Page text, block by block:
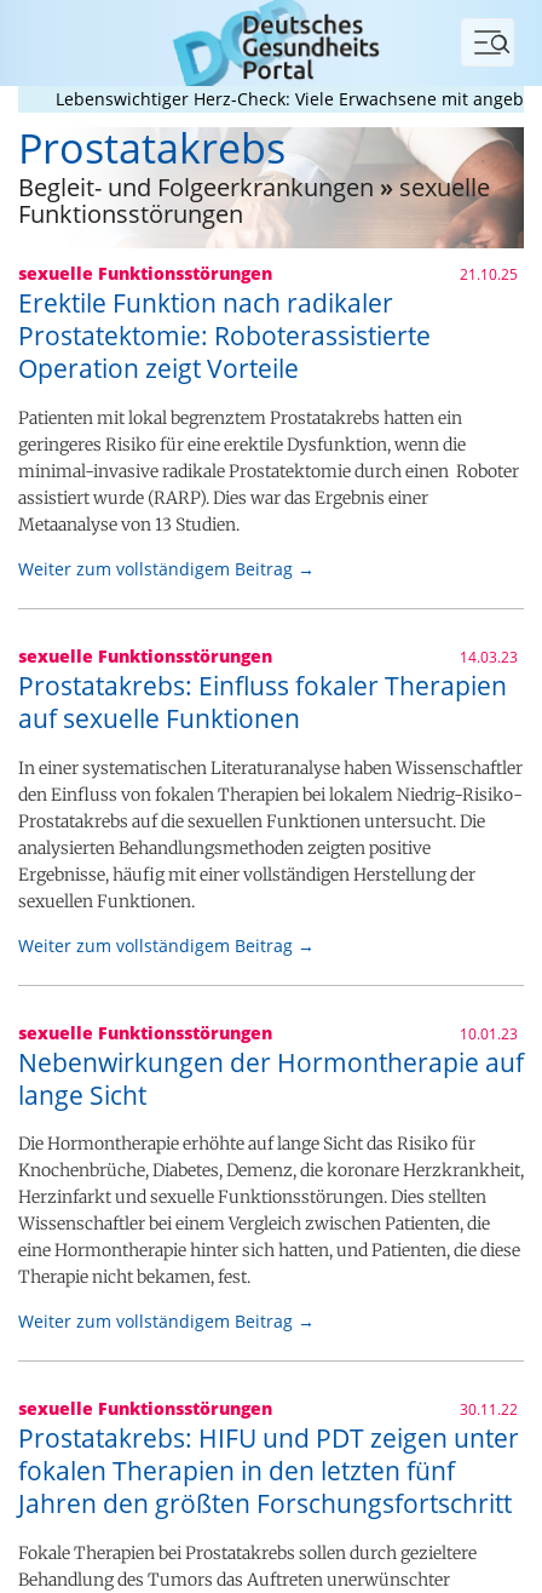
Menü
Lebenswichtiger Herz-Check: Viele Erwachsene mit
Prostatakrebs
Begleit- und Folgeerkrankungen»sexuelle
Funktionsstörungen
sexuelle Funktionsstörungen 21.10.25
Erektile Funktion nach radikaler
Prostatektomie: Roboterassistierte
Operation zeigt Vorteile
Patienten mit lokal begrenztem Prostatakrebs hatten ein
geringeres Risiko für eine erektile Dysfunktion, wenn die
minimal-invasive radikale Prostatektomie durch einen Roboter
assistiert wurde (RARP). Dies war das Ergebnis einer
Metaanalyse von 13 Studien.
Weiter zum vollständigem Beitrag →
sexuelle Funktionsstörungen 14.03.23
Prostatakrebs: Einfluss fokaler Therapien
auf sexuelle Funktionen
In einer systematischen Literaturanalyse haben Wissenschaftler
den Einfluss von fokalen Therapien bei lokalem Niedrig-Risiko-
Prostatakrebs auf die sexuellen Funktionen untersucht. Die
analysierten Behandlungsmethoden zeigten positive
Ergebnisse, häufig mit einer vollständigen Herstellung der
sexuellen Funktionen.
Weiter zum vollständigem Beitrag →
sexuelle Funktionsstörungen 10.01.23
Nebenwirkungen der Hormontherapie auf
lange Sicht
Die Hormontherapie erhöhte auf lange Sicht das Risiko für
Knochenbrüche, Diabetes, Demenz, die koronare Herzkrankheit,
Herzinfarkt und sexuelle Funktionsstörungen. Dies stellten
Wissenschaftler bei einem Vergleich zwischen Patienten, die
eine Hormontherapie hinter sich hatten, und Patienten, die diese
Therapie nicht bekamen, fest.
Weiter zum vollständigem Beitrag →
sexuelle Funktionsstörungen 30.11.22
Prostatakrebs: HIFU und PDT zeigen unter
fokalen Therapien in den letzten fünf
Jahren den größten Forschungsfortschritt
Fokale Therapien bei Prostatakrebs sollen durch gezieltere
Behandlung des Tumors das Auftreten unerwünschter